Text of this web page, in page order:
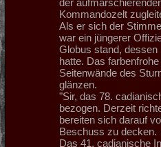
der
Kommandozelt
Als er sich der
war ein jüngerer
Globus stand, dessen
hatte. Das
Seitenwände des
glänzen.
"Sir, das 78.
bezogen. Derzeit
bereiten sich darauf
Beschuss zu decken.
Das 41. cadianische